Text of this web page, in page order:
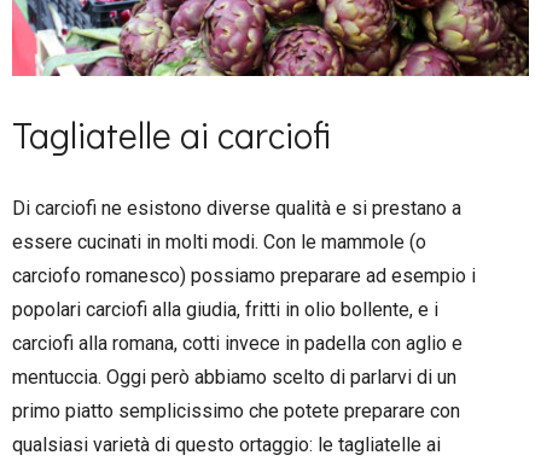
Tagliatelle ai carciofi
Di carciofi ne esistono diverse qualità e si prestano a
essere cucinati in molti modi. Con le mammole (o
carciofo romanesco) possiamo preparare ad esempio i
popolari carciofi alla giudia, fritti in olio bollente, e i
carciofi alla romana, cotti invece in padella con aglio e
mentuccia. Oggi però abbiamo scelto di parlarvi di un
primo piatto semplicissimo che potete preparare con
qualsiasi varietà di questo ortaggio: le tagliatelle ai